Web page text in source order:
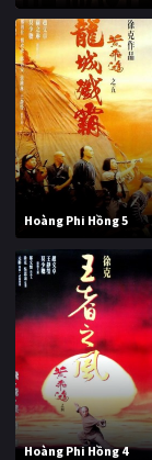
Hoàng Phi Hồng 5
Hoàng Phi Hồng 4